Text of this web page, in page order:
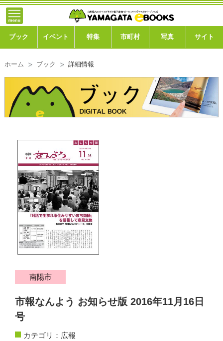
ブック イベント 特集 市町村 写真 サイト
ホーム ブック 詳細情報
南陽市
市報なんよう お知らせ版 2016年11月16日
号
カテゴリ： 広報
トップ
ブック
市町村
このサイトについて
運営会社
ご利用ガイド
よくある質問
サイトマップ
掲載規約
個人情報保護方針
}; -->